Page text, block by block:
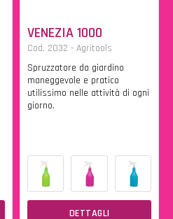
VENEZIA 1000
Cod. 2032 - Agritools
Spruzzatore da giardino
maneggevole e pratico
utilissimo nelle attività di ogni
giorno.
DETTAGLI